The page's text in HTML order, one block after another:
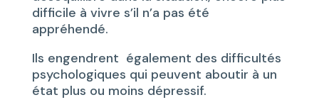
difficile à vivre s’il n’a pas été
appréhendé.
Ils engendrent également des difficultés
psychologiques qui peuvent aboutir à un
état plus ou moins dépressif.